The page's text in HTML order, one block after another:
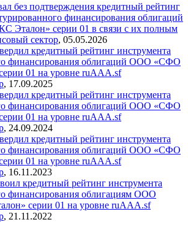
без подтверждения кредитный рейтинг
финансирования облигаций
серии 01 в связи с их полным
сектор, 05.05.2026
кредитный рейтинг инструмента
финансирования облигаций ООО «СФО
01 на уровне ruAAA.sf
, 17.09.2025
кредитный рейтинг инструмента
финансирования облигаций ООО «СФО
01 на уровне ruAAA.sf
, 24.09.2024
кредитный рейтинг инструмента
финансирования облигаций ООО «СФО
01 на уровне ruAAA.sf
, 16.11.2023
кредитный рейтинг инструмента
финансирования облигациям ООО
серии 01 на уровне ruAAA.sf
, 21.11.2022